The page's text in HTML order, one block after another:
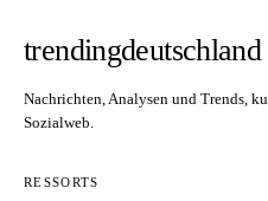
trendingdeutschland
Nachrichten, Analysen und Trends,
Sozialweb.
RESSORTS